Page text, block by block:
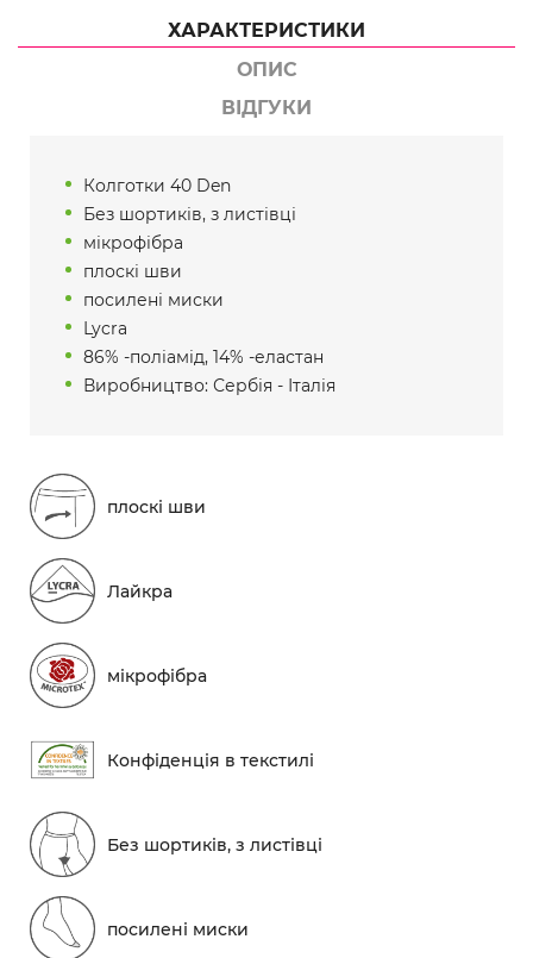
ХАРАКТЕРИСТИКИ
ОПИС
ВІДГУКИ
Колготки 40 Den
Без шортиків, з листівці
мікрофібра
плоскі шви
посилені миски
Lycra
86% -поліамід, 14% -еластан
Виробництво: Сербія - Італія
плоскі шви
Лайкра
мікрофібра
Конфіденція в текстилі
Без шортиків, з листівці
посилені миски